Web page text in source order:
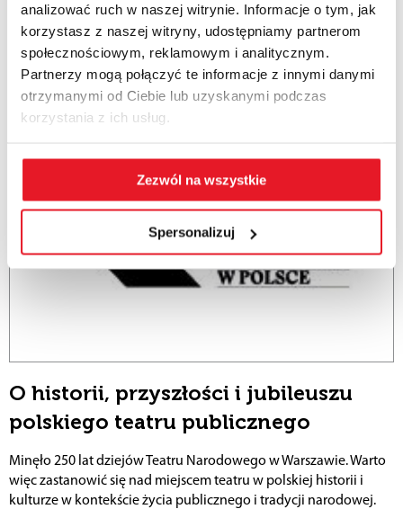
analizować ruch w naszej witrynie. Informacje o tym, jak
korzystasz z naszej witryny, udostępniamy partnerom
społecznościowym, reklamowym i analitycznym.
Partnerzy mogą połączyć te informacje z innymi danymi
otrzymanymi od Ciebie lub uzyskanymi podczas
korzystania z ich usług.
Zezwól na wszystkie
Spersonalizuj
O historii, przyszłości i jubileuszu
polskiego teatru publicznego
Minęło 250 lat dziejów Teatru Narodowego w Warszawie. Warto
więc zastanowić się nad miejscem teatru w polskiej historii i
kulturze w kontekście życia publicznego i tradycji narodowej.